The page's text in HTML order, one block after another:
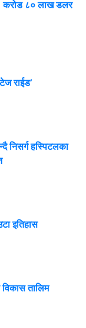
करोड ८० लाख डलर
राईड’
निसर्ग हस्पिटलका
इतिहास
विकास तालिम